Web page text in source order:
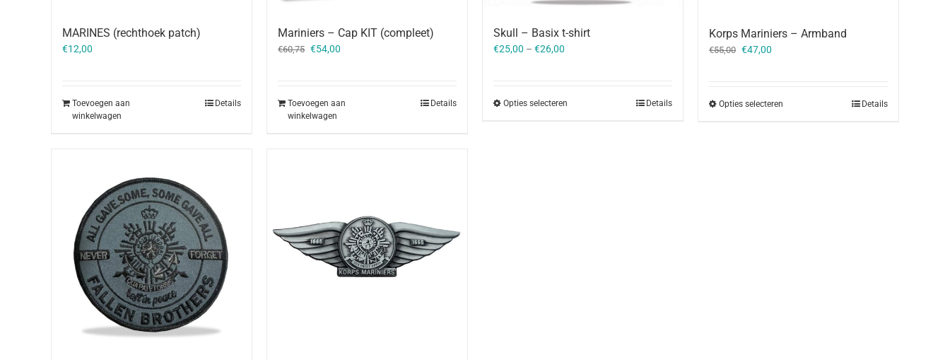
MARINES (rechthoek patch)
€12,00
Toevoegen aan
winkelwagen
Details
Mariniers – Cap KIT (compleet)
€60,75 Oorspronkelijke
€54,00
Toevoegen aan
winkelwagen
Details
Skull – Basix t-shirt
€25,00 – €26,00
Opties selecteren Details
Korps Mariniers – Armband
€55,00 Oorspronkelijke
€47,00
Opties selecteren Details